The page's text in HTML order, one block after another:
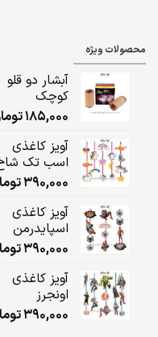
محصولات ویژه
آبشار دو قلو
کوچک
185,000
آویز کاغذی
اسب تک
390,000
آویز کاغذی
اسپایدرمن
390,000
آویز کاغذی
اونجرز
390,000